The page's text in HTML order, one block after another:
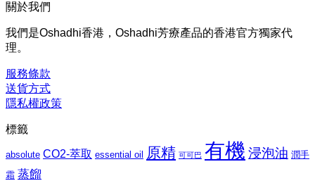
圍：
$276.00
關於我們
我們是Oshadhi香港，Oshadhi芳療產品的香港官方獨家代
理。
服務條款
送貨方式
隱私權政策
標籤
absolute CO2-萃取 essential oil 原精 可可巴 有機 浸泡油 潤手
霜 蒸餾